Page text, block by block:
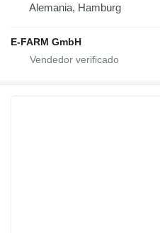
Alemania, Hamburg
E-FARM GmbH